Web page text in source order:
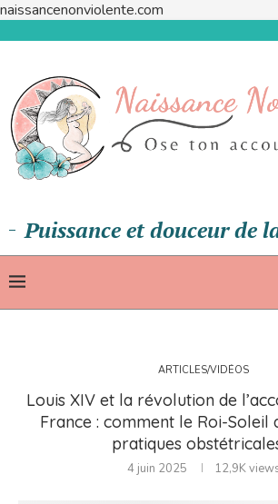
naissancenonviolente.com
Puissance et douceur de
ARTICLES/VIDÉOS
Louis XIV et la révolution de
France : comment le Roi-Soleil
pratiques
4 juin 2025 12,9K